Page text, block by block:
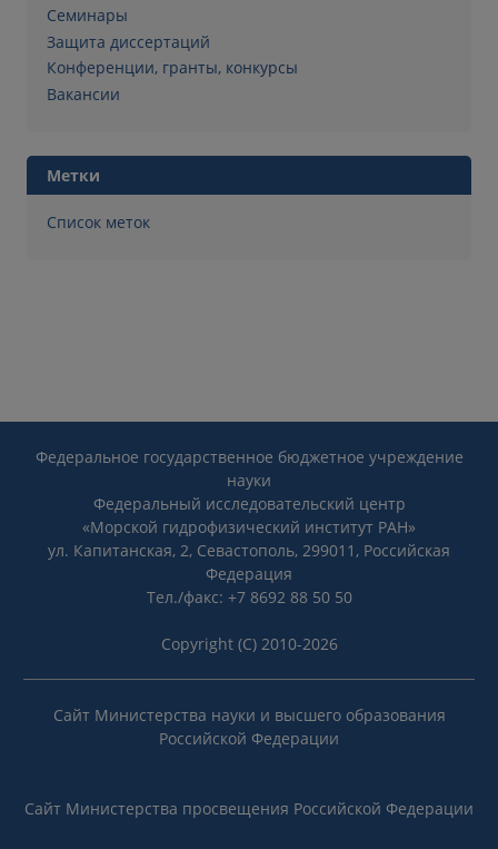
Семинары
Защита диссертаций
Конференции, гранты, конкурсы
Вакансии
Метки
Список меток
Федеральное государственное бюджетное учреждение
науки
Федеральный исследовательский центр
«Морской гидрофизический институт РАН»
ул. Капитанская, 2, Севастополь, 299011, Российская
Федерация
Тел./факс: +7 8692 88 50 50
Copyright (C) 2010-2026
Сайт Министерства науки и высшего образования
Российской Федерации
Сайт Министерства просвещения Российской Федерации